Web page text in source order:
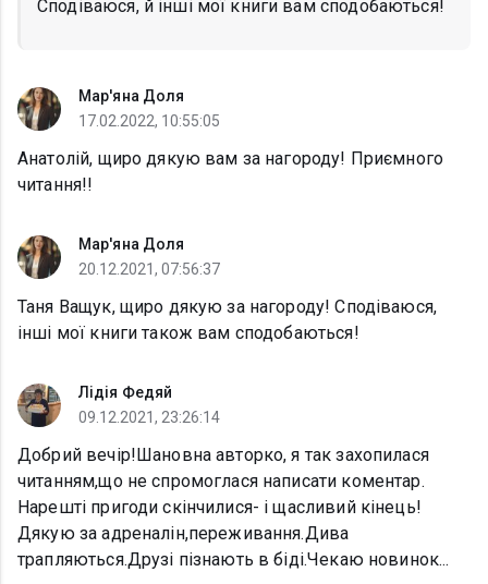
Сподіваюся, й інші мої книги вам сподобаються!
Мар'яна Доля
17.02.2022, 10:55:05
Анатолій, щиро дякую вам за нагороду! Приємного
читання!!
Мар'яна Доля
20.12.2021, 07:56:37
Таня Ващук, щиро дякую за нагороду! Сподіваюся,
інші мої книги також вам сподобаються!
Лідія Федяй
09.12.2021, 23:26:14
Добрий вечір!Шановна авторко, я так захопилася
читанням,що не спромоглася написати коментар.
Нарешті пригоди скінчилися- і щасливий кінець!
Дякую за адреналін,переживання.Дива
трапляються.Друзі пізнають в біді.Чекаю новинок...